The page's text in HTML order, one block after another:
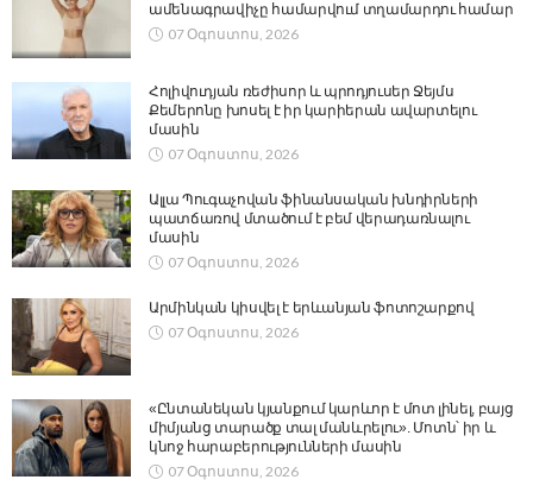
ամենագրավիչը համարվում տղամարդու համար
07 Օգոստոս, 2026
Հոլիվուդյան ռեժիսոր և պրոդյուսեր Ջեյմս
Քեմերոնը խոսել է իր կարիերան ավարտելու
մասին
07 Օգոստոս, 2026
Ալլա Պուգաչովան ֆինանսական խնդիրների
պատճառով մտածում է բեմ վերադառնալու
մասին
07 Օգոստոս, 2026
Արմինկան կիսվել է երևանյան ֆոտոշարքով
07 Օգոստոս, 2026
«Ընտանեկան կյանքում կարևոր է մոտ լինել, բայց
միմյանց տարածք տալ մանևրելու». Մոտն՝ իր և
կնոջ հարաբերությունների մասին
07 Օգոստոս, 2026